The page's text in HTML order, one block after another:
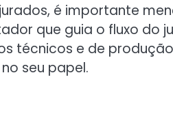
é importante
que guia o fluxo do
técnicos e de
seu papel.